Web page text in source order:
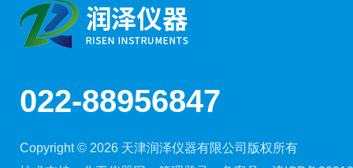
022-88956847
Copyright © 2026 天津润泽仪器有限公司版权所有